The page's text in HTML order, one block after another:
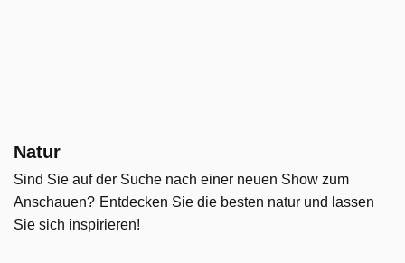
Natur
Sind Sie auf der Suche nach einer neuen Show zum
Anschauen? Entdecken Sie die besten natur und lassen
Sie sich inspirieren!